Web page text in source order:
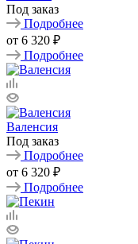
Под заказ
Подробнее
от 6 320 ₽
Подробнее
Валенсия
Под заказ
Подробнее
от 6 320 ₽
Подробнее